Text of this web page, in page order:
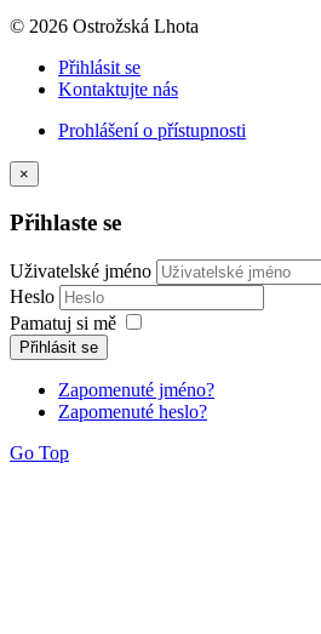
© 2026 Ostrožská Lhota
Přihlásit se
Kontaktujte nás
Prohlášení o přístupnosti
×
Přihlaste se
Uživatelské jméno
Heslo
Pamatuj si mě
Přihlásit se
Zapomenuté jméno?
Zapomenuté heslo?
Go Top